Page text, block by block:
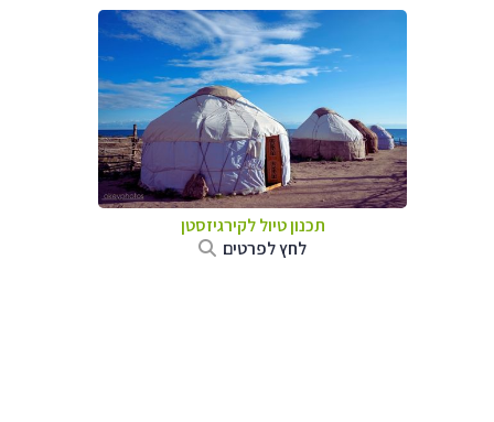
תכנון טיוללקירגיזסטן
לחץ לפרטים